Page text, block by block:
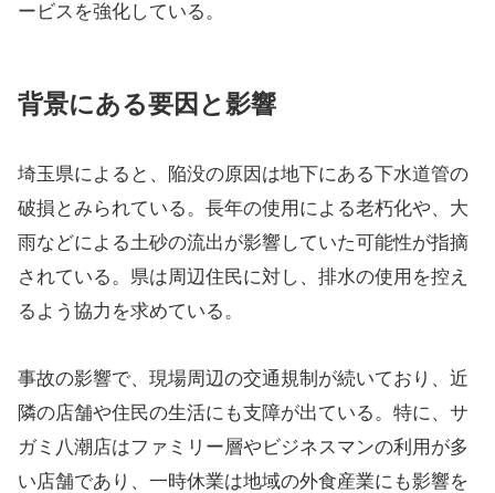
ービスを強化している。
背景にある要因と影響
埼玉県によると、陥没の原因は地下にある下水道管の
破損とみられている。長年の使用による老朽化や、大
雨などによる土砂の流出が影響していた可能性が指摘
されている。県は周辺住民に対し、排水の使用を控え
るよう協力を求めている。
事故の影響で、現場周辺の交通規制が続いており、近
隣の店舗や住民の生活にも支障が出ている。特に、サ
ガミ八潮店はファミリー層やビジネスマンの利用が多
い店舗であり、一時休業は地域の外食産業にも影響を